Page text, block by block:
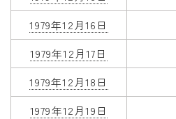
1979年12月16日
1979年12月17日
1979年12月18日
1979年12月19日